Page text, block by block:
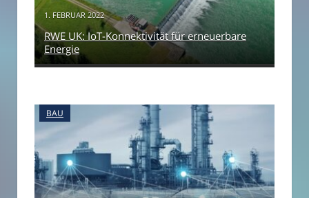
1. FEBRUAR 2022
RWE UK: IoT-Konnektivität für erneuerbare
Energie
BAU